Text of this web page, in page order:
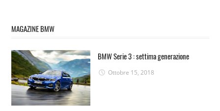
MAGAZINE BMW
BMW Serie 3 : settima generazione
Ottobre 15, 2018